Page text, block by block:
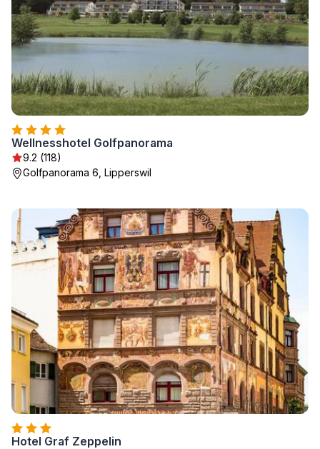
Wellnesshotel Golfpanorama
9.2 (118)
Golfpanorama 6, Lipperswil
Hotel Graf Zeppelin